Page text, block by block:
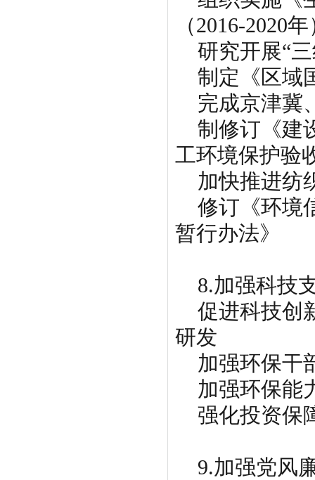
（2016-2020
研究开展“三
制定《区域
完成京津冀
制修订《建
工环境保护验
加快推进纺
修订《环境
暂行办法》
8.加强科技
促进科技创
研发
加强环保干
加强环保能
强化投资保
9.加强党风